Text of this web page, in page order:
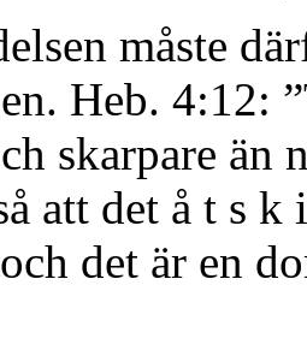
måste
Heb. 4:12:
skarpare än
att det å t s
det är en